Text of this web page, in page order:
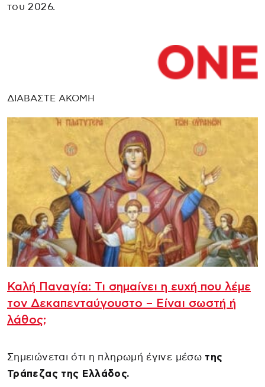
του 2026.
ΔΙΑΒΑΣΤΕ ΑΚΟΜΗ
Καλή Παναγία: Τι σημαίνει η ευχή που λέμε
τον Δεκαπενταύγουστο – Είναι σωστή ή
λάθος;
Σημειώνεται ότι η πληρωμή έγινε μέσω της
Τράπεζας της Ελλάδος.